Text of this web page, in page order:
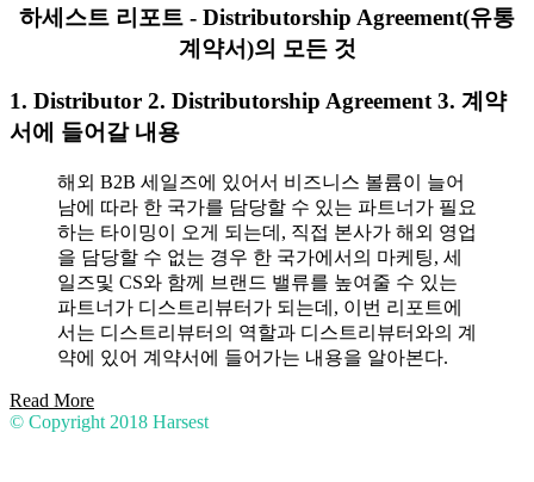
하세스트 리포트 - Distributorship Agreement(유통
계약서)의 모든 것
1. Distributor 2. Distributorship Agreement 3. 계약
서에 들어갈 내용
해외 B2B 세일즈에 있어서 비즈니스 볼륨이 늘어
남에 따라 한 국가를 담당할 수 있는 파트너가 필요
하는 타이밍이 오게 되는데, 직접 본사가 해외 영업
을 담당할 수 없는 경우 한 국가에서의 마케팅, 세
일즈및 CS와 함께 브랜드 밸류를 높여줄 수 있는
파트너가 디스트리뷰터가 되는데, 이번 리포트에
서는 디스트리뷰터의 역할과 디스트리뷰터와의 계
약에 있어 계약서에 들어가는 내용을 알아본다.
Read More
© Copyright 2018 Harsest